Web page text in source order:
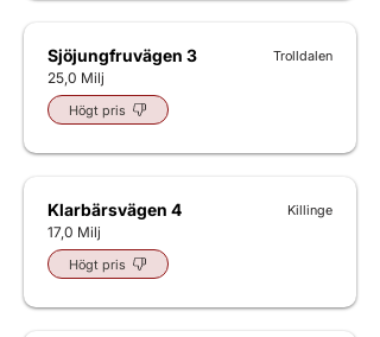
Sjöjungfruvägen 3
25,0 Milj
Högt pris
Trolldalen
Klarbärsvägen 4
17,0 Milj
Högt pris
Killinge